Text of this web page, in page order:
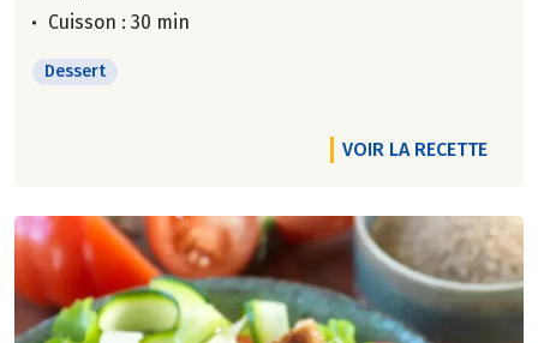
Cuisson : 30 min
Dessert
VOIR LA RECETTE